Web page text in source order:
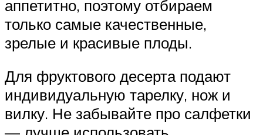
аппетитно, поэтому отбираем
только самые качественные,
зрелые и красивые плоды.
Для фруктового десерта подают
индивидуальную тарелку, нож и
вилку. Не забывайте про салфетки